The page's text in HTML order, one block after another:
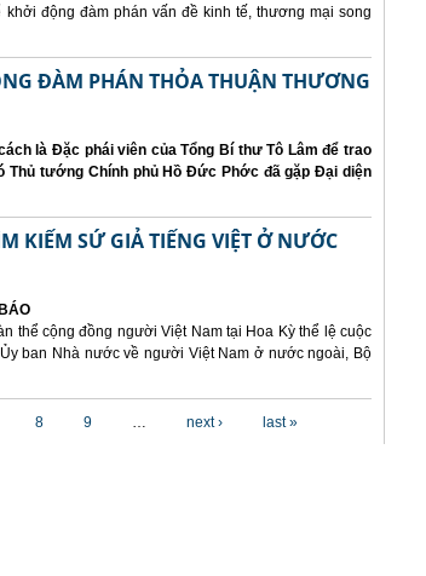
động đàm phán vấn đề kinh tế, thương mại song
ĐÀM PHÁN THỎA THUẬN THƯƠNG
là Đặc phái viên của Tổng Bí thư Tô Lâm để trao
tướng Chính phủ Hồ Đức Phớc đã gặp Đại diện
KIẾM SỨ GIẢ TIẾNG VIỆT Ở NƯỚC
thể cộng đồng người Việt Nam tại Hoa Kỳ thể lệ cuộc
ban Nhà nước về người Việt Nam ở nước ngoài, Bộ
8 9 … next › last »